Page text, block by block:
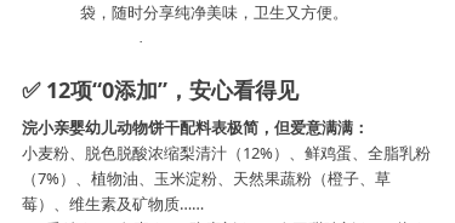
袋，随时分享纯净美味，卫生又方便。
·
✅ 12项“0添加”，安心看得见
浣小亲婴幼儿动物饼干配料表极简，但爱意满满：
小麦粉、脱色脱酸浓缩梨清汁（12%）、鲜鸡蛋、全脂乳粉
（7%）、植物油、玉米淀粉、天然果蔬粉（橙子、草
莓）、维生素及矿物质……